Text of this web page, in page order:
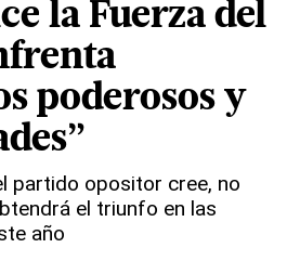
la Fuerza del
poderosos y
partido opositor cree, no
el triunfo en las
año